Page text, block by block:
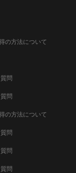
の方法について
問
問
の方法について
問
問
問